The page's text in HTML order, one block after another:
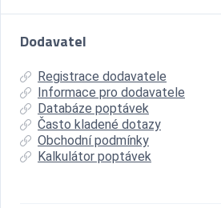
Dodavatel
Registrace dodavatele
Informace pro dodavatele
Databáze poptávek
Často kladené dotazy
Obchodní podmínky
Kalkulátor poptávek